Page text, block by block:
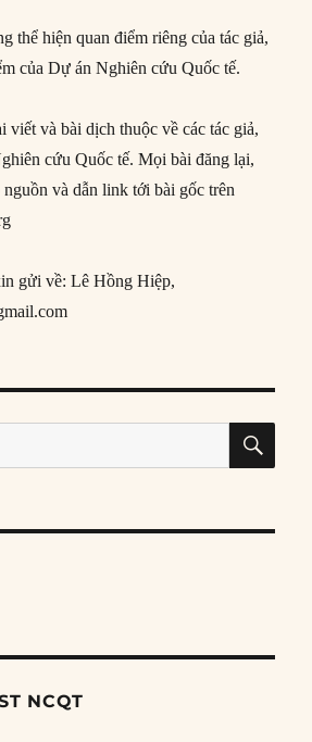
thể hiện quan điểm riêng của tác giả,
của Dự án Nghiên cứu Quốc tế.
viết và bài dịch thuộc về các tác giả,
cứu Quốc tế. Mọi bài đăng lại,
và dẫn link tới bài gốc trên
gửi về: Lê Hồng Hiệp,
NCQT